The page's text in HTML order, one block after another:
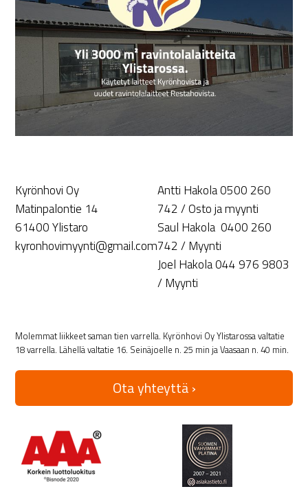
Kyrönhovi Oy
Matinpalontie 14
61400 Ylistaro
kyronhovimyynti@gmail.com
Antti Hakola 0500 260
742 / Osto ja myynti
Saul Hakola 0400 260
742 / Myynti
Joel Hakola 044 976 9803
/ Myynti
Molemmat liikkeet saman tien varrella. Kyrönhovi Oy Ylistarossa valtatie
18 varrella. Lähellä valtatie 16. Seinäjoelle n. 25 min ja Vaasaan n. 40 min.
Ota yhteyttä ›